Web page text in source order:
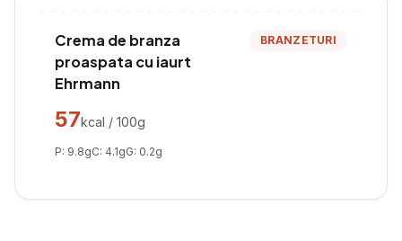
Crema de branza
proaspata cu iaurt
Ehrmann
BRANZETURI
57kcal / 100g
P: 9.8gC: 4.1gG: 0.2g